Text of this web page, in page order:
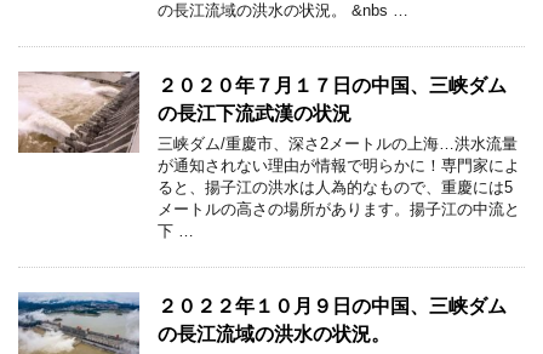
の長江流域の洪水の状況。 &nbs …
２０２０年７月１７日の中国、三峡ダム
の長江下流武漢の状況
三峡ダム/重慶市、深さ2メートルの上海…洪水流量
が通知されない理由が情報で明らかに！専門家によ
ると、揚子江の洪水は人為的なもので、重慶には5
メートルの高さの場所があります。揚子江の中流と
下 …
２０２２年１０月９日の中国、三峡ダム
の長江流域の洪水の状況。